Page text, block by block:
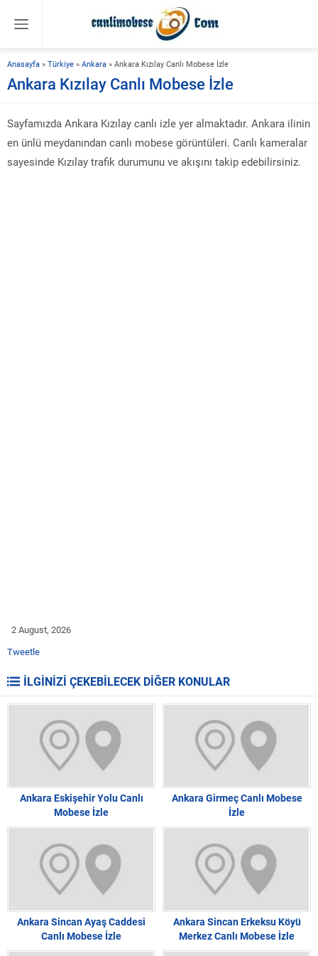
Anasayfa » Türkiye » Ankara » Ankara Kızılay Canlı Mobese İzle
Ankara Kızılay Canlı Mobese İzle
Sayfamızda Ankara Kızılay canlı izle yer almaktadır. Ankara ilinin
en ünlü meydanından canlı mobese görüntüleri. Canlı kameralar
sayesinde Kızılay trafik durumunu ve akışını takip edebilirsiniz.
2 August, 2026
Tweetle
İLGİNİZİ ÇEKEBİLECEK DİĞER KONULAR
Ankara Eskişehir Yolu Canlı
Mobese İzle
Ankara Girmeç Canlı Mobese
İzle
Ankara Sincan Ayaş Caddesi
Canlı Mobese İzle
Ankara Sincan Erkeksu Köyü
Merkez Canlı Mobese İzle